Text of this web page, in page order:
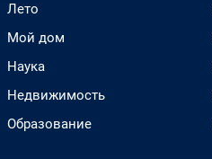
Лето
Мой дом
Наука
Недвижимость
Образование